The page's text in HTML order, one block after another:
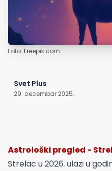
Foto: Freepik.com
Svet Plus
29. decembar 2025.
Astrološki pregled -
Strelac u 2026. ulazi u